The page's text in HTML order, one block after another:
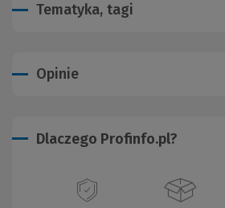
Tematyka, tagi
Opinie
Dlaczego Profinfo.pl?